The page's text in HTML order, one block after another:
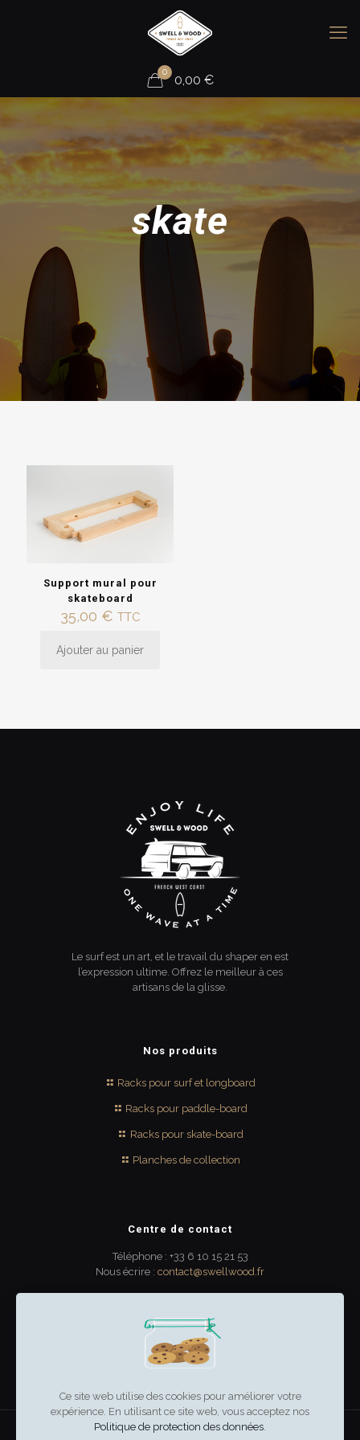
0
0,00 €
skate
Support mural pour
skateboard
35,00 € TTC
Ajouter au panier
Le surf est un art, et le travail du shaper en est
l’expression ultime. Offrez le meilleur à ces
artisans de la glisse.
Nos produits
Racks pour surf et longboard
Racks pour paddle-board
Racks pour skate-board
Planches de collection
Centre de contact
Téléphone : +33 6 10 15 21 53
Nous écrire : contact@swellwood.fr
France
Ce site web utilise des cookies pour améliorer votre
expérience. En utilisant ce site web, vous acceptez nos
Politique de protection des données.